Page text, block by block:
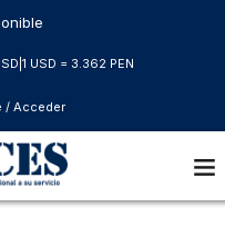
1 USD = 3.362 PEN
/ Acceder